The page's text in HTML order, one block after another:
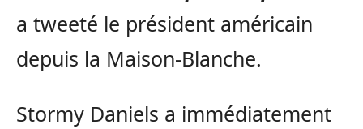
a tweeté le président américain
depuis la Maison-Blanche.
Stormy Daniels a immédiatement